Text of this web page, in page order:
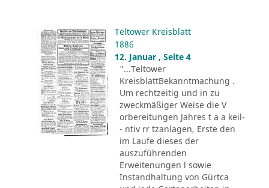
Teltower Kreisblatt
1886
12. Januar , Seite 4
"...Teltower
KreisblattBekanntmachung .
Um rechtzeitig und in zu
zweckmäßiger Weise die V
orbereitungen Jahres t a a keil-
- ntiv rr tzanlagen, Erste den
im Laufe dieses der
auszuführenden
Erweitenungen l sowie
Instandhaltung von Gürtca